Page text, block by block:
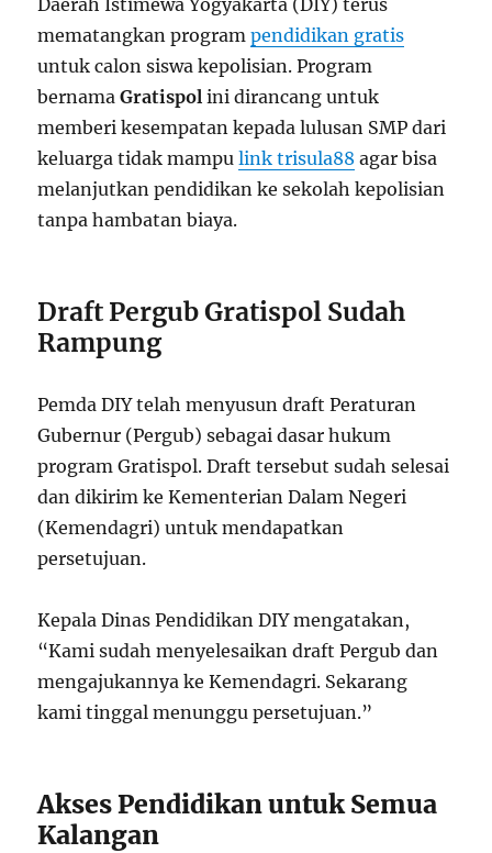
mematangkan programpendidikan gratis
untuk calon siswa kepolisian. Program
bernamaGratispol ini dirancang untuk
memberi kesempatan kepada lulusan SMP dari
keluarga tidak mampulink trisula88 agar bisa
melanjutkan pendidikan ke sekolah kepolisian
tanpa hambatan biaya.
Draft Pergub Gratispol Sudah
Rampung
Pemda DIY telah menyusun draft Peraturan
Gubernur (Pergub) sebagai dasar hukum
program Gratispol. Draft tersebut sudah selesai
dan dikirim ke Kementerian Dalam Negeri
(Kemendagri) untuk mendapatkan
persetujuan.
Kepala Dinas Pendidikan DIY mengatakan,
“Kami sudah menyelesaikan draft Pergub dan
mengajukannya ke Kemendagri. Sekarang
kami tinggal menunggu persetujuan.”
Akses Pendidikan untuk Semua
Kalangan